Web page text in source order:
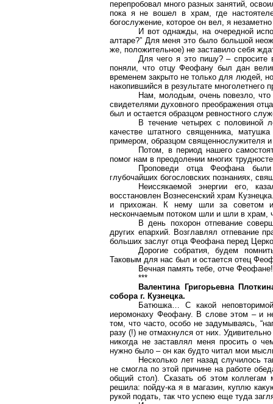
перепробовал много разных занятий,
пока я не вошел в храм, где
богослужение, которое он вел, я
И вот однажды, на очередной
алтаре?” Для меня это было большой
же, положительное) не заставило себя
Для чего я это пишу? – спросите
поняли, что отцу Феофану был дан
временем закрыто не только для людей,
накопившийся в результате многолетнего
Нам, молодым, очень повезло,
свидетелями духовного преображения
был и остается образцом ревностного
В течение четырех с половиной
качестве штатного священника,
примером, образцом священнослужителя и
Потом, в период нашего
помог нам в преодолении многих
Проповеди отца Феофана были
глубочайших богословских познаниях,
Неиссякаемой энергии его,
восстановлен Вознесенский храм
и прихожан. К нему шли за советом
нескончаемым потоком шли и шли в храм,
В день похорон отпевание
других епархий. Возглавлял отпевание
больших заслуг отца Феофана перед
Дорогиесобратия, будем
Таковым для нас был и остается отец
Вечная память тебе, отче Феофане!
***
Валентина Григорьевна
собора г. Кузнецка.
Батюшка… С какой
иеромонаху Феофану. В слове этом – и
том, что часто, особо не задумываясь,
разу (!) не отмахнулся от них.
никогда не заставлял меня просить о
нужно было – он как будто читал мои
Несколько лет назад случилось
не смогла по этой причине на работе
общий стол). Сказать об этом
решила: пойду-кая в магазин, куплю
рукой подать, так что успею еще туда